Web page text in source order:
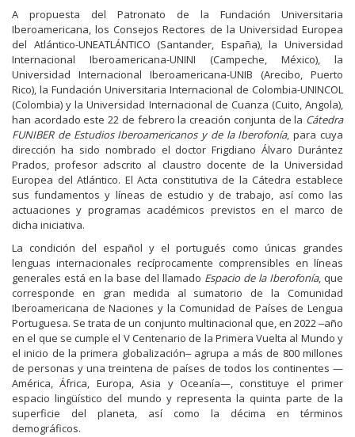
A propuesta del Patronato de la Fundación Universitaria
Iberoamericana, los Consejos Rectores de la Universidad Europea
del Atlántico-UNEATLÁNTICO (Santander, España), la Universidad
Internacional Iberoamericana-UNINI (Campeche, México), la
Universidad Internacional Iberoamericana-UNIB (Arecibo, Puerto
Rico), la Fundación Universitaria Internacional de Colombia-UNINCOL
(Colombia) y la Universidad Internacional de Cuanza (Cuito, Angola),
han acordado este 22 de febrero la creación conjunta de la Cátedra
FUNIBER de Estudios Iberoamericanos y de la Iberofonía, para cuya
dirección ha sido nombrado el doctor Frigdiano Álvaro Durántez
Prados, profesor adscrito al claustro docente de la Universidad
Europea del Atlántico. El Acta constitutiva de la Cátedra establece
sus fundamentos y líneas de estudio y de trabajo, así como las
actuaciones y programas académicos previstos en el marco de
dicha iniciativa.
La condición del español y el portugués como únicas grandes
lenguas internacionales recíprocamente comprensibles en líneas
generales está en la base del llamado Espacio de la Iberofonía, que
corresponde en gran medida al sumatorio de la Comunidad
Iberoamericana de Naciones y la Comunidad de Países de Lengua
Portuguesa. Se trata de un conjunto multinacional que, en 2022 ‒año
en el que se cumple el V Centenario de la Primera Vuelta al Mundo y
el inicio de la primera globalización‒ agrupa a más de 800 millones
de personas y una treintena de países de todos los continentes —
América, África, Europa, Asia y Oceanía—, constituye el primer
espacio lingüístico del mundo y representa la quinta parte de la
superficie del planeta, así como la décima en términos
demográficos.